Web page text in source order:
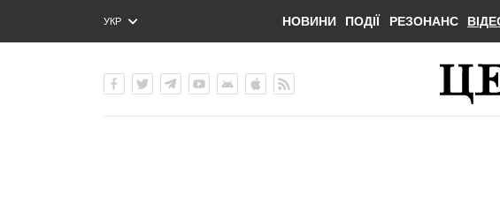
УКР
ENG
НОВИНИ ПОДІЇ РЕЗОНАНС